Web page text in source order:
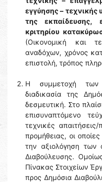
εγγύησης – τεχνικής
της
κριτηρίου
(Οικονομική και
αναδόχων, χρόνος
επιστολή, τρόπος
H συμμετοχή των
διαδικασία της
δεσμευτική. Στο
επισυναπτόμενο
τεχνικές
προμήθειας, οι
την αξιολόγηση των
Διαβούλευσης.
Πίνακας Στοιχείων
προς Δημόσια